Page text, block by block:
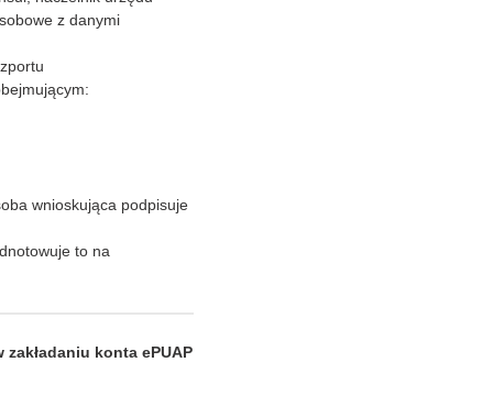
z danymi
wnioskująca podpisuje
to na
konta ePUAP